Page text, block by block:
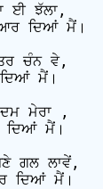
ਈ ਝੱਲਾ,
ਦਿਆਂ ਮੈਂ।
ਚੰਨ ਵੇ,
ਦਿਆਂ ਮੈਂ।
ਮੇਰਾ ,
ਦਿਆਂ ਮੈਂ।
ਗਲ ਲਾਵੇਂ,